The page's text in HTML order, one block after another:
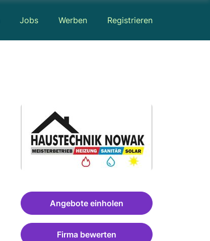
Jobs Werben Registrieren
Angebote einholen
Firma bewerten